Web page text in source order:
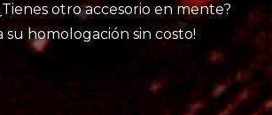
otro accesorio en mente?
su homologación sin costo!